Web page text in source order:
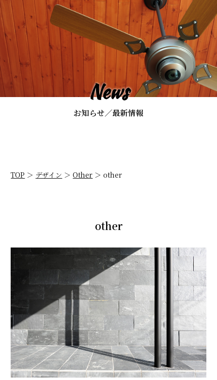
News
お知らせ／最新情報
TOP ＞ デザイン ＞Other ＞other
other